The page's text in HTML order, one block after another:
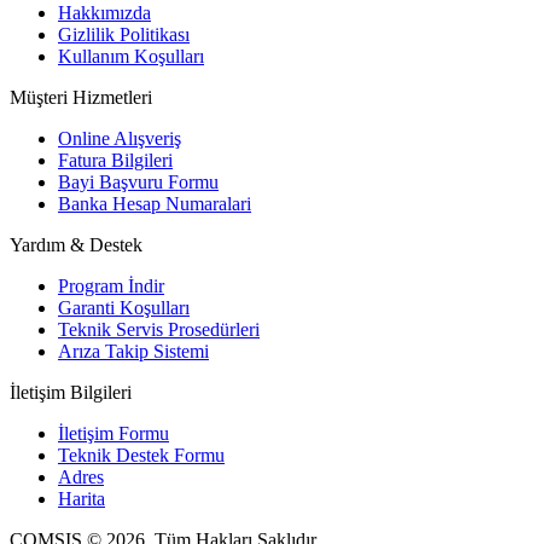
Hakkımızda
Gizlilik Politikası
Kullanım Koşulları
Müşteri Hizmetleri
Online Alışveriş
Fatura Bilgileri
Bayi Başvuru Formu
Banka Hesap Numaralari
Yardım & Destek
Program İndir
Garanti Koşulları
Teknik Servis Prosedürleri
Arıza Takip Sistemi
İletişim Bilgileri
İletişim Formu
Teknik Destek Formu
Adres
Harita
COMSIS © 2026. Tüm Hakları Saklıdır.